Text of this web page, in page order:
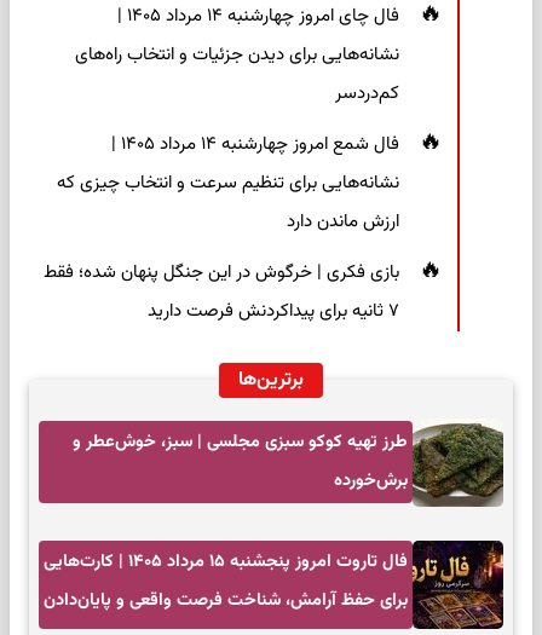
فال چای امروز چهارشنبه ۱۴ مرداد ۱۴۰۵ |
نشانه‌هایی برای دیدن جزئیات و انتخاب راه‌های
کم‌دردسر
فال شمع امروز چهارشنبه ۱۴ مرداد ۱۴۰۵ |
نشانه‌هایی برای تنظیم سرعت و انتخاب چیزی که
ارزش ماندن دارد
بازی فکری | خرگوش در این جنگل پنهان شده؛ فقط
۷ ثانیه برای پیداکردنش فرصت دارید
برترین‌ها
طرز تهیه کوکو سبزی مجلسی | سبز، خوش‌عطر و
برش‌خورده
فال تاروت امروز پنجشنبه ۱۵ مرداد ۱۴۰۵ | کارت‌هایی
برای حفظ آرامش، شناخت فرصت واقعی و پایان‌دادن